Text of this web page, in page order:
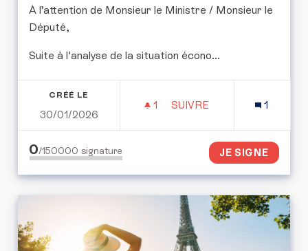
​À l’attention de Monsieur le Ministre / Monsieur le
Député,
​Suite à l'analyse de la situation écono...
CRÉÉ LE
30/01/2026
1 1 ABONNÉ
SUIVRE
1
0/150000 signature JE SIGNE